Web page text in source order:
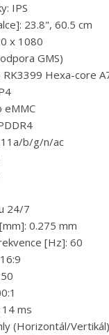
IPS
23.8", 60.5 cm
x 1080
GMS)
RK3399 Hexa-core
eMMC
b/g/n/ac
24/7
0.275 mm
[Hz]: 60
ms
(Horizontál/